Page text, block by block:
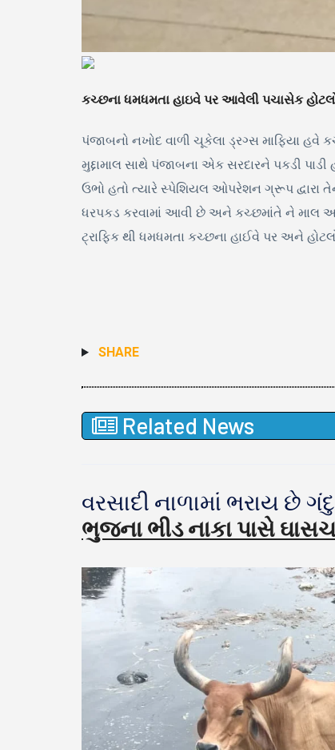
કચ્છના ધમધમતા હાઇવે પર આવેલી પચાસેક
પંજાબનો નખોદ વાળી ચૂકેલા ડ્રગ્સ માફિયા
મુદ્દામાલ સાથે પંજાબના એક સરદારને પકડી
ઉભો હતો ત્યારે સ્પેશિયલ ઓપરેશન ગ્રૂપ દ્વારા
ધરપકડ કરવામાં આવી છે અને કચ્છમાંતે ને માલ
ટ્રાફિક થી ધમધમતા કચ્છના હાઈવે પર અને
SHARE
Related News
વરસાદી નાળામાં ભરાય છે
ભુજના ભીડ નાકા પાસે